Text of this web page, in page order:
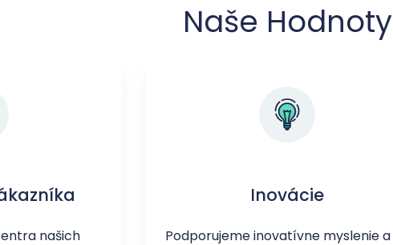
Naše Hodnoty
našich
Inovácie
Podporujeme inovatívne myslenie a